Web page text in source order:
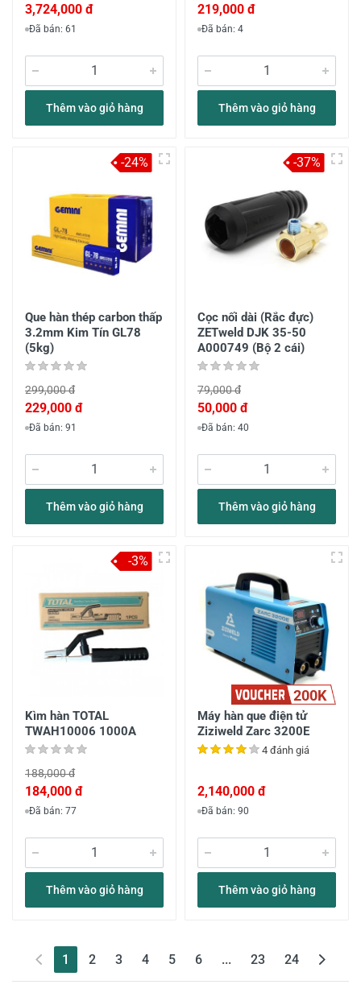
3,724,000 đ
Đã bán: 61
Thêm vào giỏ hàng
219,000 đ
Đã bán: 4
Thêm vào giỏ hàng
Que hàn thép carbon thấp
3.2mm Kim Tín GL78
(5kg)
299,000 đ
229,000 đ
Đã bán: 91
Thêm vào giỏ hàng
-24%
Cọc nối dài (Rắc đực)
ZETweld DJK 35-50
A000749 (Bộ 2 cái)
79,000 đ
50,000 đ
Đã bán: 40
Thêm vào giỏ hàng
-37%
Kìm hàn TOTAL
TWAH10006 1000A
188,000 đ
184,000 đ
Đã bán: 77
Thêm vào giỏ hàng
-3%
200K
Máy hàn que điện tử
Ziziweld Zarc 3200E
4 đánh giá
2,140,000 đ
Đã bán: 90
Thêm vào giỏ hàng
1 (current)
2 3 4 5 6 ... 23 24